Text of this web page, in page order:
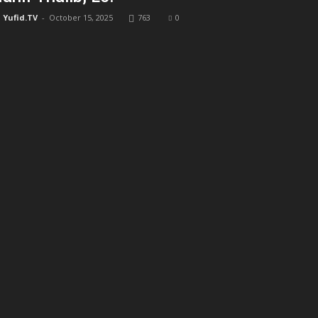
Yufid.TV - October 15, 2025 763 0